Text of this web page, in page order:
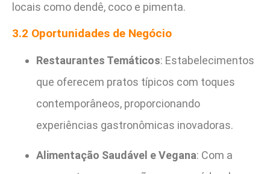
locais como dendê, coco e pimenta.
3.2 Oportunidades de Negócio
Restaurantes Temáticos: Estabelecimentos
que oferecem pratos típicos com toques
contemporâneos, proporcionando
experiências gastronômicas inovadoras.
Alimentação Saudável e Vegana: Com a